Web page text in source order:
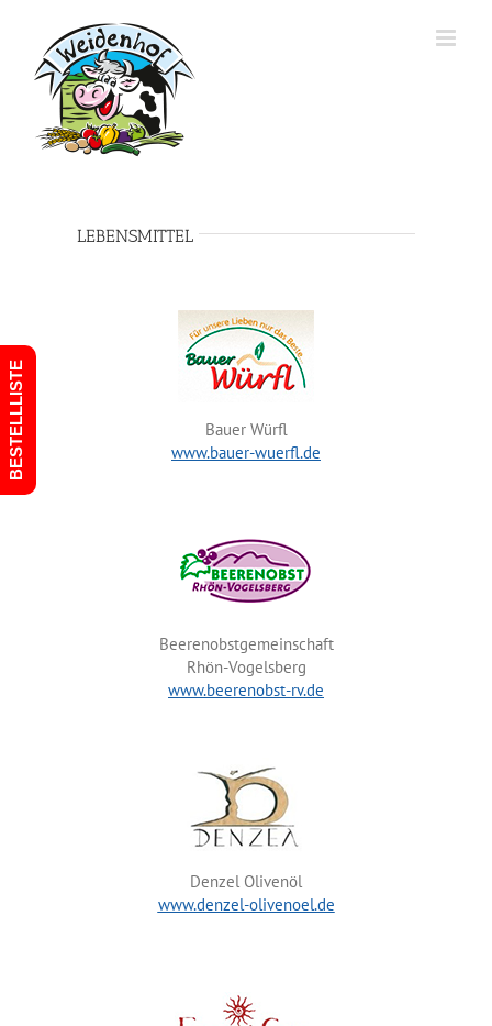
springen
LEBENSMITTEL
Bauer Würfl
www.bauer-wuerfl.de
Beerenobstgemeinschaft
Rhön-Vogelsberg
www.beerenobst-rv.de
Denzel Olivenöl
www.denzel-olivenoel.de
BESTELLLISTE